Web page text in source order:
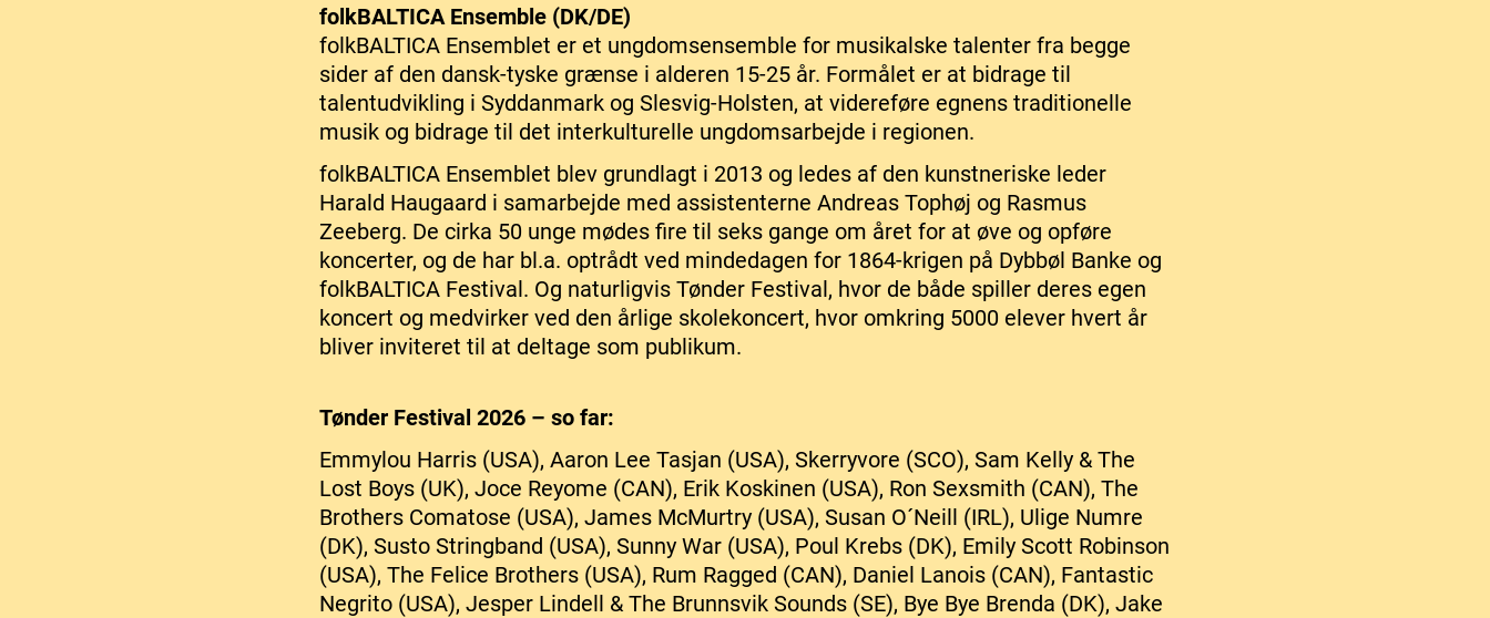
folkBALTICA Ensemble (DK/DE)
folkBALTICA Ensemblet er et ungdomsensemble for musikalske talenter fra begge
sider af den dansk-tyske grænse i alderen 15-25 år. Formålet er at bidrage til
talentudvikling i Syddanmark og Slesvig-Holsten, at videreføre egnens traditionelle
musik og bidrage til det interkulturelle ungdomsarbejde i regionen.
folkBALTICA Ensemblet blev grundlagt i 2013 og ledes af den kunstneriske leder
Harald Haugaard i samarbejde med assistenterne Andreas Tophøj og Rasmus
Zeeberg. De cirka 50 unge mødes fire til seks gange om året for at øve og opføre
koncerter, og de har bl.a. optrådt ved mindedagen for 1864-krigen på Dybbøl Banke og
folkBALTICA Festival. Og naturligvis Tønder Festival, hvor de både spiller deres egen
koncert og medvirker ved den årlige skolekoncert, hvor omkring 5000 elever hvert år
bliver inviteret til at deltage som publikum.
Tønder Festival 2026 – so far:
Emmylou Harris (USA), Aaron Lee Tasjan (USA), Skerryvore (SCO), Sam Kelly & The
Lost Boys (UK), Joce Reyome (CAN), Erik Koskinen (USA), Ron Sexsmith (CAN), The
Brothers Comatose (USA), James McMurtry (USA), Susan O´Neill (IRL), Ulige Numre
(DK), Susto Stringband (USA), Sunny War (USA), Poul Krebs (DK), Emily Scott Robinson
(USA), The Felice Brothers (USA), Rum Ragged (CAN), Daniel Lanois (CAN), Fantastic
Negrito (USA), Jesper Lindell & The Brunnsvik Sounds (SE), Bye Bye Brenda (DK), Jake